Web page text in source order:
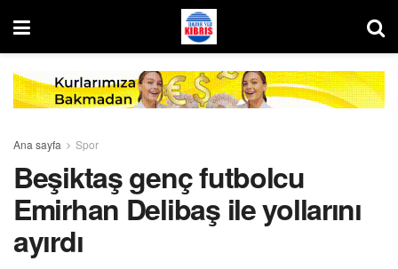
Ana sayfa Spor
Beşiktaş genç futbolcu
Emirhan Delibaş ile yollarını
ayırdı